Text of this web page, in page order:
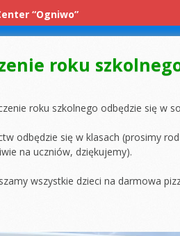
“Ogniwo”
roku
roku szkolnego odbędzie się w
odbędzie się w klasach (prosimy
na uczniów, dziękujemy).
wszystkie dzieci na darmowa